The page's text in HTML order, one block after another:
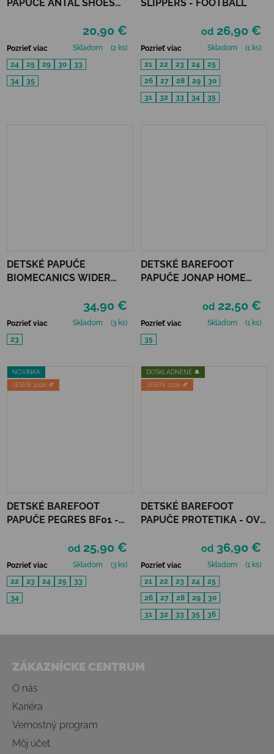
PAPUČE ANTAL SHOES
20,90 €
Pozrieť viac Skladom
(2 ks)
24
25 29 30
33
34
35
SLIPPERS - FOOTBALL
od 26,90 €
Pozrieť viac Skladom
(1 ks)
21
22 23 24
25
26
27 28 29
30
31
32 33 34 35
DETSKÉ PAPUČE
BIOMECANICS WIDER
34,90 €
Pozrieť viac Skladom
(3 ks)
23
DETSKÉ BAREFOOT
PAPUČE JONAP HOME
od 22,50 €
Pozrieť viac Skladom
(1 ks)
35
NOVINKA
JESEŇ 2026 🍂
DETSKÉ BAREFOOT
PAPUČE PEGRES BF01 -
od 25,90 €
Pozrieť viac Skladom
(3 ks)
22
23 24 25
33
34
DOSKLADNENÉ 🔔
JESEŇ 2026 🍂
DETSKÉ BAREFOOT
PAPUČE PROTETIKA - OVE
od 36,90 €
Pozrieť viac Skladom
(1 ks)
21
22 23 24
25
26
27 28 29
30
31
32 33 35 36
ZÁKAZNÍCKE CENTRUM
O nás
Kariéra
Vernostný program
Môj účet